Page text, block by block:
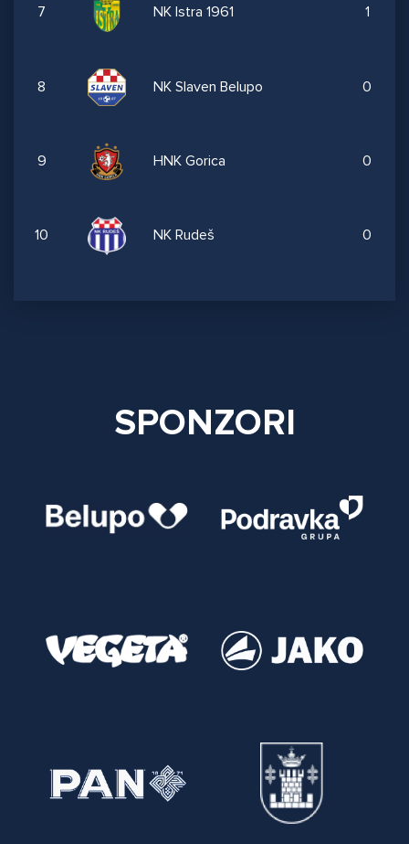
7 NK Istra 1961 1
8 NK Slaven Belupo 0
9 HNK Gorica 0
10 NK Rudeš 0
SPONZORI